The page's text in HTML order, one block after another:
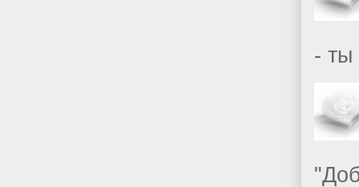
- ты